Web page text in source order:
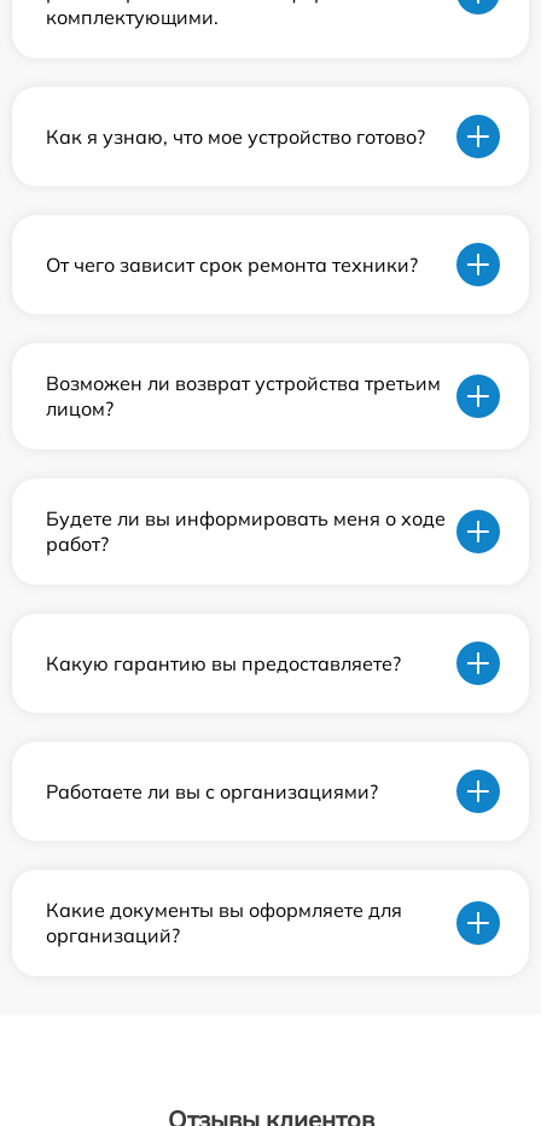
комплектующими.
Как я узнаю, что мое устройство готово?
От чего зависит срок ремонта техники?
Возможен ли возврат устройства третьим
лицом?
Будете ли вы информировать меня о ходе
работ?
Какую гарантию вы предоставляете?
Работаете ли вы с организациями?
Какие документы вы оформляете для
организаций?
Отзывы клиентов